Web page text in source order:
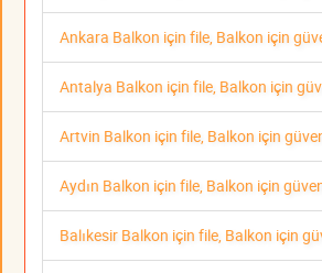
Ankara Balkon için file, Balkon için
Antalya Balkon için file, Balkon için
Artvin Balkon için file, Balkon için
Aydın Balkon için file, Balkon için
Balıkesir Balkon için file, Balkon için